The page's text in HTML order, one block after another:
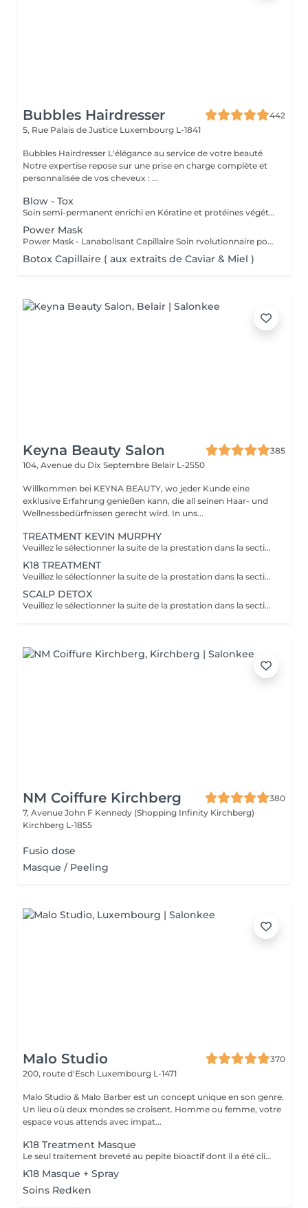
Bubbles Hairdresser
442
5, Rue Palais de Justice Luxembourg L-1841
Bubbles Hairdresser L'élégance au service de votre beauté
Notre expertise repose sur une prise en charge complète et
personnalisée de vos cheveux : ...
Blow - Tox
Soin semi-permanent enrichi en Kératine et protéines végétales Info : Vous allez devoir choisir une finition afin de compléter le service - Brushing ou Coupe/Brushing .
Power Mask
Power Mask - Lanabolisant Capillaire Soin rvolutionnaire pour cheveux abims & sensibiliss
Botox Capillaire ( aux extraits de Caviar & Miel )
Keyna Beauty Salon
385
104, Avenue du Dix Septembre Belair L-2550
Willkommen bei KEYNA BEAUTY, wo jeder Kunde eine
exklusive Erfahrung genießen kann, die all seinen Haar- und
Wellnessbedürfnissen gerecht wird. In uns...
TREATMENT KEVIN MURPHY
Veuillez le sélectionner la suite de la prestation dans la section "Brushing", car cela sera ne pas inclus dans la préstation et considéré comme un supplément. Kevin Murphy Strength (Force) Traitement fortifiant et définissant Renforcer les cheveux, apporter du corps et du contrôle, tout en limitant les frisottis. Améliore la résistance des cheveux, donne tenue et texture sans alourdir. Protéines végétales, cires légères, actifs nourrissants. Kevin Murphy Moisture (Hydratation) Traitement hydratant intensif Hydrater en profondeur les cheveux secs et sensibles, adoucir et faciliter le démêlage. Hydratation durable, brillance naturelle, cheveux plus souples et moins cassants. Agents humectants, huiles légères, beurres végétaux.
K18 TREATMENT
Veuillez le sélectionner la suite de la prestation dans la section "Brushing", car cela sera ne pas inclus dans la préstation et considéré comme un supplément. Le K18 est une solution innovante venue des ÉtatsUnis, reconnue pour reconstruire les liaisons internes des cheveux endommagés par les agressions chimiques et la chaleur. Cette molécule brevetée rétablit les chaînes de kératine brisées, renouant avec l'élasticité naturelle et la vitalité de la fibre capillaire. Résultat: des cheveux plus doux, plus forts et plus brillants, avec une meilleure définition des textures. - réparer durablement les dommages profonds et restaurer l'élasticité. - réduction de la casse, brillance accrue, douceur renforcée et meilleure résistance aux futures agressions. - Utilité en coloration/décoloration: préparation et protection des cheveux pendant les étapes chimiques.
SCALP DETOX
Veuillez le sélectionner la suite de la prestation dans la section "Brushing", car cela sera ne pas inclus dans la préstation et considéré comme un supplément.
NM Coiffure Kirchberg
380
7, Avenue John F Kennedy (Shopping Infinity Kirchberg)
Kirchberg L-1855
Fusio dose
Masque / Peeling
Malo Studio
370
200, route d'Esch Luxembourg L-1471
Malo Studio & Malo Barber est un concept unique en son genre.
Un lieu où deux mondes se croisent. Homme ou femme, votre
espace vous attends avec impat...
K18 Treatment Masque
Le seul traitement breveté au pepite bioactif dont il a été cliniquement prouvé qu'il repare et remédie aux dommages causés par les traitements chimiques, les coiffages a chaud et mecaniques. convient a tous types de cheveux. Voici une courte description des produits K18 et de leurs fonctions: Spray Pré-Traitement K18 : Prépare les cheveux en éliminant les résidus et en rééquilibrant leur pH, optimisant ainsi l'efficacité des soins suivants. veux. Masque Réparateur K18 : Répare les dommages causés par les traitements chimiques, la chaleur et d'autres agressions en recréant les liaisons capillaires, laissant les cheveux plus forts, doux et brillants. Ces produits offrent une transformation durable pour des cheveux visiblement sains dès la première utilisation.
K18 Masque + Spray
Soins Redken